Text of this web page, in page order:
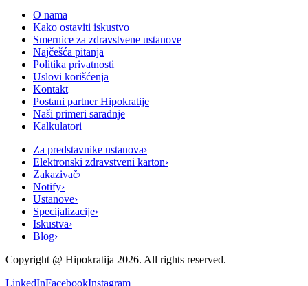
O nama
Kako ostaviti iskustvo
Smernice za zdravstvene ustanove
Najčešća pitanja
Politika privatnosti
Uslovi korišćenja
Kontakt
Postani partner Hipokratije
Naši primeri saradnje
Kalkulatori
Za predstavnike ustanova›
Elektronski zdravstveni karton›
Zakazivač›
Notify›
Ustanove›
Specijalizacije›
Iskustva›
Blog›
Copyright @ Hipokratija 2026. All rights reserved.
LinkedInFacebookInstagram